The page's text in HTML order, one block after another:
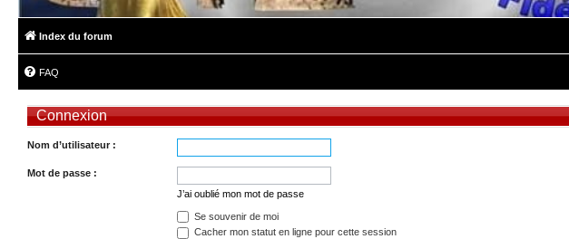
Index du forum
FAQ
Connexion
Nom d’utilisateur :
Mot de passe :
J’ai oublié mon mot de passe
Se souvenir de moi
Cacher mon statut en ligne pour cette session